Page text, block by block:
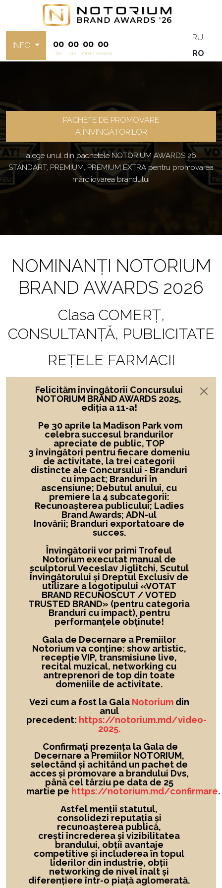
INFO 00
zile
00
ore
00
minute
00
secunde
RU
RO
PACHETE DE PROMOVARE
A ÎNVINGĂTORILOR
alege unul din pachetele NOTORIUM AWARDS 26
STANDART, PREMIUM, PREMIUM EXTRA pentru promovarea
mărciiovarea brandului
NOMINANȚI NOTORIUM
BRAND AWARDS 2026
Clasa COMERȚ,
CONSULTANȚĂ, PUBLICITATE
REȚELE FARMACII
Felicităm învingătorii Concursului
NOTORIUM BRAND AWARDS 2025,
ediția a 11-a!
Pe 30 aprile la Madison Park vom
celebra succesul brandurilor
apreciate de public, TOP
3 învingători pentru fiecare domeniu
de activitate, la trei categorii
distincte ale Concursului - Branduri
cu impact; Branduri în
ascensiune; Debutul anului, cu
premiere la 4 subcategorii:
Recunoașterea publicului; Ladies
Brand Awards; ADN-ul
Inovării; Branduri exportatoare de
succes.
Învingătorii vor primi Trofeul
Notorium executat manual de
sculptorul Veceslav Jiglitchi, Scutul
Învingătorului și Dreptul Exclusiv de
utilizare a logotipului «VOTAT
BRAND RECUNOSCUT / VOTED
TRUSTED BRAND» (pentru categoria
Branduri cu impact), pentru
performanțele obținute!
Gala de Decernare a Premiilor
Notorium va conține: show artistic,
recepție VIP, transmisiune live,
recital muzical, networking cu
antreprenori de top din toate
domeniile de activitate.
Vezi cum a fost la Gala Notoriumdin
anul
precedent: https://notorium.md/video-
2025.
Confirmați prezența la Gala de
Decernare a Premiilor NOTORIUM,
selectând și achitând un pachet de
acces și promovare a brandului Dvs,
până cel târziu pe data de 25
martie pe https://notorium.md/confirmare.
Astfel menții statutul,
consolidezi reputația și
recunoașterea publică,
crești încrederea și vizibilitatea
brandului, obții avantaje
competitive și includerea în topul
liderilor din industrie, obții
networking de nivel înalt și
diferențiere într-o piață aglomerată.